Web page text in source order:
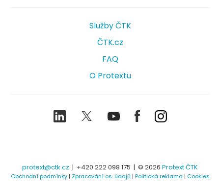
Služby ČTK
ČTK.cz
FAQ
O Protextu
LinkedIn TwitterYoutubeFacebookInstagram
protext@ctk.cz | +420 222 098 175 | © 2026 Protext ČTK
Obchodní podmínky| Zpracování os. údajů| Politická reklama | Cookies